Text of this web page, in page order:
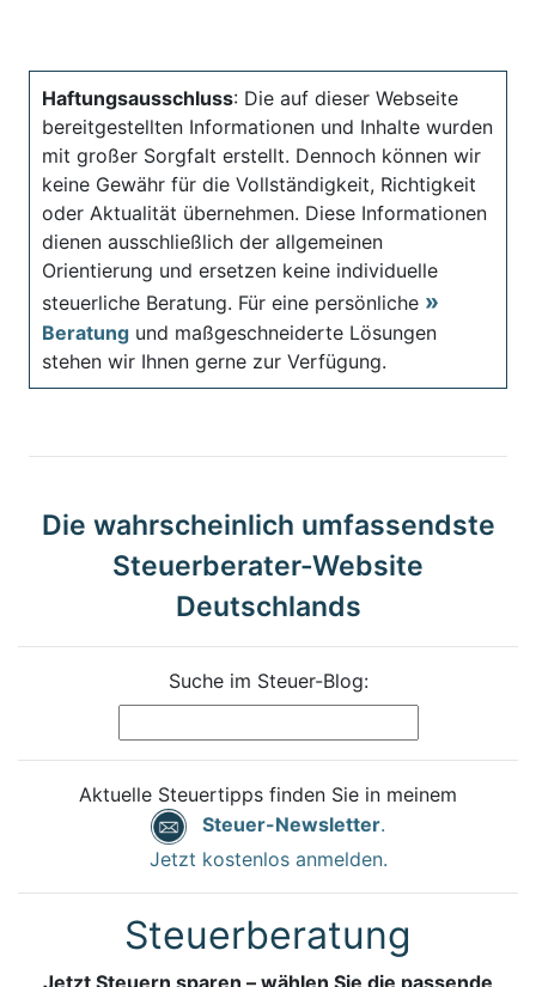
Haftungsausschluss: Die auf dieser Webseite
bereitgestellten Informationen und Inhalte wurden
mit großer Sorgfalt erstellt. Dennoch können wir
keine Gewähr für die Vollständigkeit, Richtigkeit
oder Aktualität übernehmen. Diese Informationen
dienen ausschließlich der allgemeinen
Orientierung und ersetzen keine individuelle
steuerliche Beratung. Für eine persönliche
Beratung und maßgeschneiderte Lösungen
stehen wir Ihnen gerne zur Verfügung.
Die wahrscheinlich umfassendste
Steuerberater-Website
Deutschlands
Suche im Steuer-Blog:
Aktuelle Steuertipps finden Sie in meinem
Steuer-Newsletter.
Jetzt kostenlos anmelden.
Steuerberatung
Jetzt Steuern sparen – wählen Sie die passende